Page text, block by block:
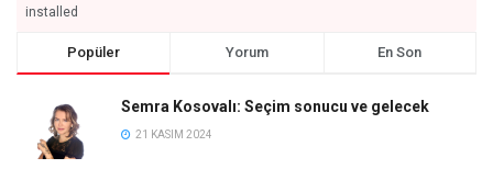
installed
Popüler Yorum En Son
Semra Kosovalı: Seçim sonucu ve gelecek
21 KASIM 2024